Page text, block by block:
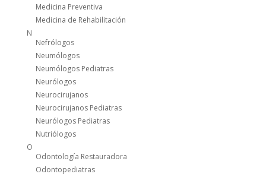
Medicina Preventiva
Medicina de Rehabilitación
N
Nefrólogos
Neumólogos
Neumólogos Pediatras
Neurólogos
Neurocirujanos
Neurocirujanos Pediatras
Neurólogos Pediatras
Nutriólogos
O
Odontología Restauradora
Odontopediatras